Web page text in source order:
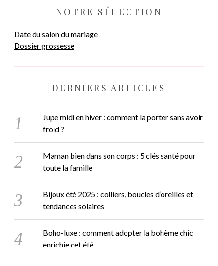
NOTRE SÉLECTION
Date du salon du mariage
Dossier grossesse
DERNIERS ARTICLES
Jupe midi en hiver : comment la porter sans avoir
froid ?
Maman bien dans son corps : 5 clés santé pour
toute la famille
Bijoux été 2025 : colliers, boucles d’oreilles et
tendances solaires
Boho-luxe : comment adopter la bohème chic
enrichie cet été